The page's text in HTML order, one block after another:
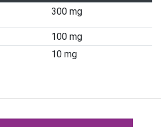
300 mg
100 mg
10 mg